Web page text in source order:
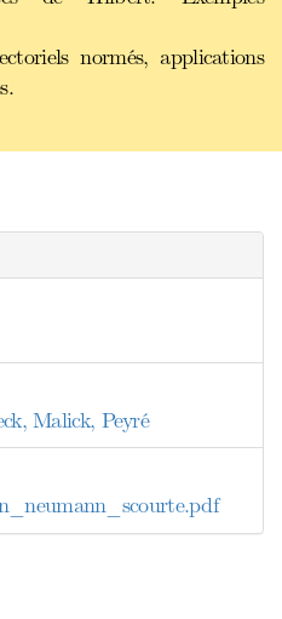
normés, applications
Malick, Peyré